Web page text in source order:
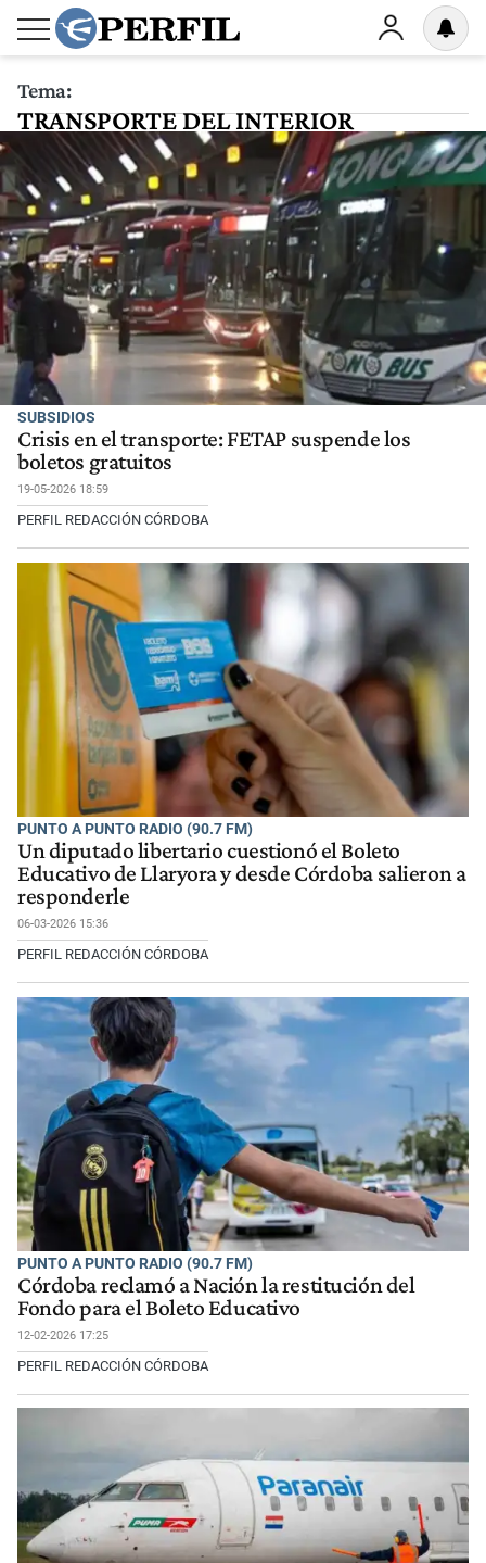
Tema:
TRANSPORTE DEL INTERIOR
SUBSIDIOS
Crisis en el transporte: FETAP suspende los
boletos gratuitos
19-05-2026 18:59
PERFIL REDACCIÓN CÓRDOBA
PUNTO A PUNTO RADIO (90.7 FM)
Un diputado libertario cuestionó el Boleto
Educativo de Llaryora y desde Córdoba salieron a
responderle
06-03-2026 15:36
PERFIL REDACCIÓN CÓRDOBA
PUNTO A PUNTO RADIO (90.7 FM)
Córdoba reclamó a Nación la restitución del
Fondo para el Boleto Educativo
12-02-2026 17:25
PERFIL REDACCIÓN CÓRDOBA